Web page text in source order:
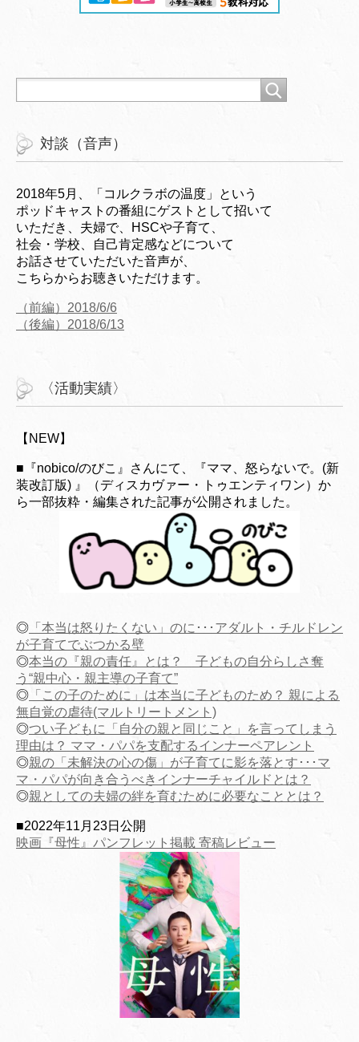
対談（音声）
2018年5月、「コルクラボの温度」という
ポッドキャストの番組にゲストとして招いて
いただき、夫婦で、HSCや子育て、
社会・学校、自己肯定感などについて
お話させていただいた音声が、
こちらからお聴きいただけます。
（前編）2018/6/6
（後編）2018/6/13
〈活動実績〉
【NEW】
■『nobico/のびこ』さんにて、『ママ、怒らないで。(新
装改訂版) 』（ディスカヴァー・トゥエンティワン）か
ら一部抜粋・編集された記事が公開されました。
◎ 「本当は怒りたくない」のに･･･アダルト・チルドレン
が子育てでぶつかる壁
◎本当の『親の責任』とは？ 子どもの自分らしさ奪
う“親中心・親主導の子育て”
◎ 「この子のために」は本当に子どものため？ 親による
無自覚の虐待(マルトリートメント)
◎つい子どもに「自分の親と同じこと」を言ってしまう
理由は？ ママ・パパを支配するインナーペアレント
◎親の「未解決の心の傷」が子育てに影を落とす･･･マ
マ・パパが向き合うべきインナーチャイルドとは？
◎親としての夫婦の絆を育むために必要なこととは？
■2022年11月23日公開
映画『母性』パンフレット掲載 寄稿レビュー